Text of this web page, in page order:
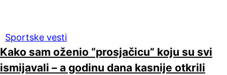
Sportske vesti
Kako sam oženio “prosjačicu” koju su svi
ismijavali – a godinu dana kasnije otkrili